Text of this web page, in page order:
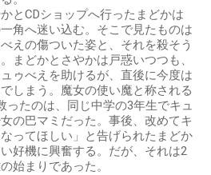
とCDショップへ行ったまどかは
角へ迷い込む。そこで見たものは
えの傷ついた姿と、それを殺そう
まどかとさやかは戸惑いつつも、
ゥべえを助けるが、直後に今度は
しまう。魔女の使い魔と称される
ったのは、同じ中学の3年生でキュ
の巴マミだった。事後、改めてキ
ってほしい」と告げられたまどか
好機に興奮する。だが、それは2
始まりであった。